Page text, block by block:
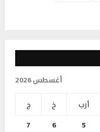
أغسطس 2026
أرب خ
ج
5
6
7